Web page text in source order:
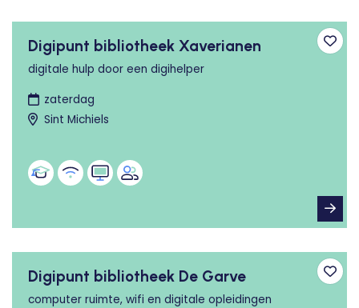
Digipunt bibliotheek Xaverianen
digitale hulp door een digihelper
zaterdag
Sint Michiels
Digipunt bibliotheek De Garve
computer ruimte, wifi en digitale opleidingen